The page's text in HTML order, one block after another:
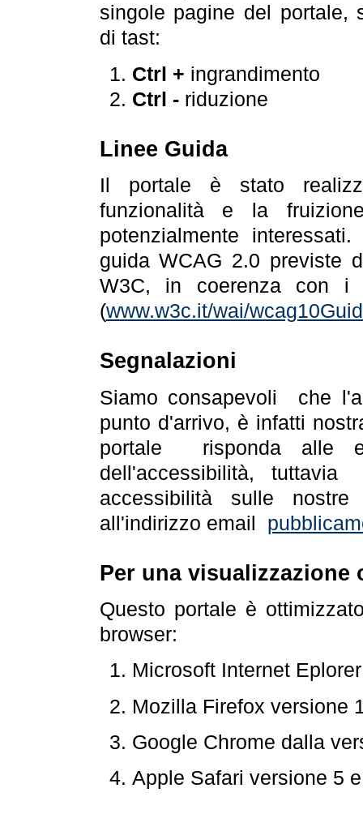
singole pagine del portale,
di tast:
Ctrl + ingrandimento
Ctrl -riduzione
Linee Guida
Il portale è stato
funzionalità e la
potenzialmente
guida WCAG 2.0 previste
W3C, in coerenza con i
(www.w3c.it/wai/
Segnalazioni
Siamo consapevoli che
punto d'arrivo, è infatti
portale risponda alle
dell'accessibilità,
accessibilità sulle
all'indirizzo email
Per una visualizzazione
Questo portale è
browser:
Microsoft Internet
Mozilla Firefox versione
Google Chrome dalla
Apple Safari versione 5